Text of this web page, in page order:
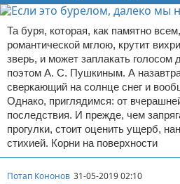
Та буря, которая, как памятно
романтической мглою, крутит
зверь, и может заплакать голосом
поэтом А. С. Пушкиным. А
сверкающий на солнце снег и
Однако, приглядимся: от
последствия. И прежде, чем
прогулки, стоит оценить ущерб,
стихией. Корни на поверхности
Потап Кононов 31-05-2019 02:10